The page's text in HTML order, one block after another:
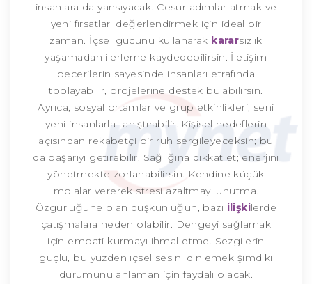
insanlara da yansıyacak. Cesur adımlar atmak ve
yeni fırsatları değerlendirmek için ideal bir
zaman. İçsel gücünü kullanarak kararsızlık
yaşamadan ilerleme kaydedebilirsin. İletişim
becerilerin sayesinde insanları etrafında
toplayabilir, projelerine destek bulabilirsin.
Ayrıca, sosyal ortamlar ve grup etkinlikleri, seni
yeni insanlarla tanıştırabilir. Kişisel hedeflerin
açısından rekabetçi bir ruh sergileyeceksin; bu
da başarıyı getirebilir. Sağlığına dikkat et; enerjini
yönetmekte zorlanabilirsin. Kendine küçük
molalar vererek stresi azaltmayı unutma.
Özgürlüğüne olan düşkünlüğün, bazı ilişkilerde
çatışmalara neden olabilir. Dengeyi sağlamak
için empati kurmayı ihmal etme. Sezgilerin
güçlü, bu yüzden içsel sesini dinlemek şimdiki
durumunu anlaman için faydalı olacak.